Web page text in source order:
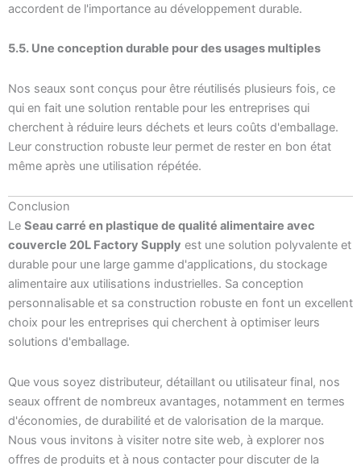
accordent de l'importance au développement durable.
5.5. Une conception durable pour des usages multiples
Nos seaux sont conçus pour être réutilisés plusieurs fois, ce
qui en fait une solution rentable pour les entreprises qui
cherchent à réduire leurs déchets et leurs coûts d'emballage.
Leur construction robuste leur permet de rester en bon état
même après une utilisation répétée.
Conclusion
Le Seau carré en plastique de qualité alimentaire avec
couvercle 20L Factory Supply est une solution polyvalente et
durable pour une large gamme d'applications, du stockage
alimentaire aux utilisations industrielles. Sa conception
personnalisable et sa construction robuste en font un excellent
choix pour les entreprises qui cherchent à optimiser leurs
solutions d'emballage.
Que vous soyez distributeur, détaillant ou utilisateur final, nos
seaux offrent de nombreux avantages, notamment en termes
d'économies, de durabilité et de valorisation de la marque.
Nous vous invitons à visiter notre site web, à explorer nos
offres de produits et à nous contacter pour discuter de la